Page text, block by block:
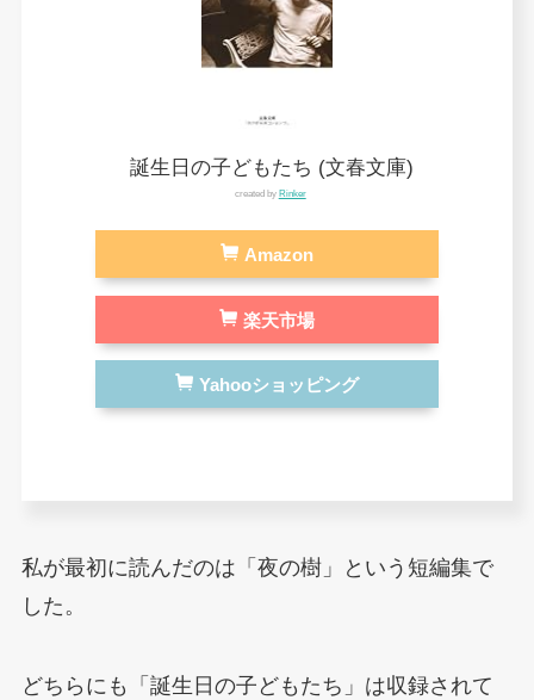
誕生日の子どもたち (文春文庫)
created by Rinker
Amazon
楽天市場
Yahooショッピング
私が最初に読んだのは「夜の樹」という短編集で
した。
どちらにも「誕生日の子どもたち」は収録されて